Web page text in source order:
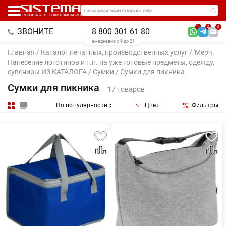
Поиск среди тысяч товаров и услуг
ЗВОНИТЕ 8 800 301 61 80
1 2 3
ежедневно с 9 до 21
Главная / Каталог печатных, производственных услуг / 'Мерч.
Нанесение логотипов и т.п. на уже готовые предметы, одежду,
сувениры ИЗ КАТАЛОГА / Сумки / Сумки для пикника
Сумки для пикника 17 товаров
По популярности Цвет Фильтры